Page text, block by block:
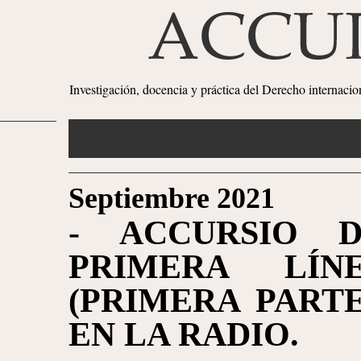
Investigación, docencia y práctica del Derecho
Septiembre 2021
- ACCURSIO
PRIMERA
(PRIMERA
EN LA RADIO.